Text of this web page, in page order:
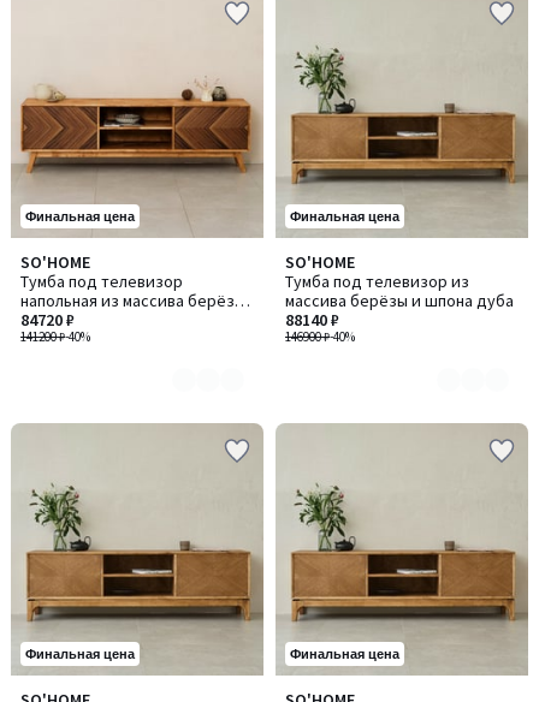
Финальная цена
SO'HOME
Тумба под телевизор
напольная из массива берёзы
и шпона ореха
141200 ₽-40%
84720 ₽
Количество
цветов:
3
Финальная цена
SO'HOME
Тумба под телевизор из
массива берёзы и шпона дуба
146900 ₽-40%
88140 ₽
Количество
цветов:
3
Финальная цена Финальная цена